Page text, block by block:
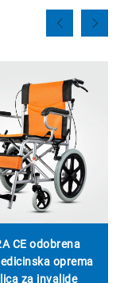
CE odobrena
oprema
za invalide